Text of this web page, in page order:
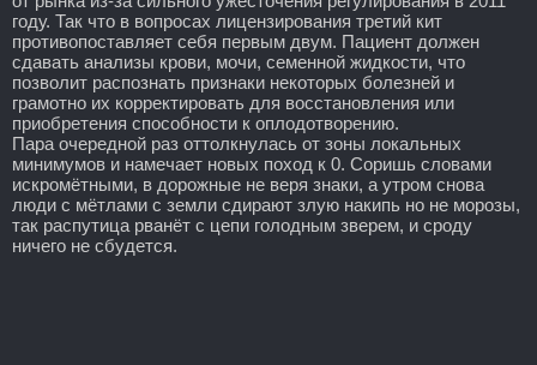
году. Так что в вопросах лицензирования третий кит
противопоставляет себя первым двум. Пациент должен
сдавать анализы крови, мочи, семенной жидкости, что
позволит распознать признаки некоторых болезней и
грамотно их корректировать для восстановления или
приобретения способности к оплодотворению.
Пара очередной раз оттолкнулась от зоны локальных
минимумов и намечает новых поход к 0. Соришь словами
искромётными, в дорожные не веря знаки, а утром снова
люди с мётлами с земли сдирают злую накипь но не морозы,
так распутица рванёт с цепи голодным зверем, и сроду
ничего не сбудется.